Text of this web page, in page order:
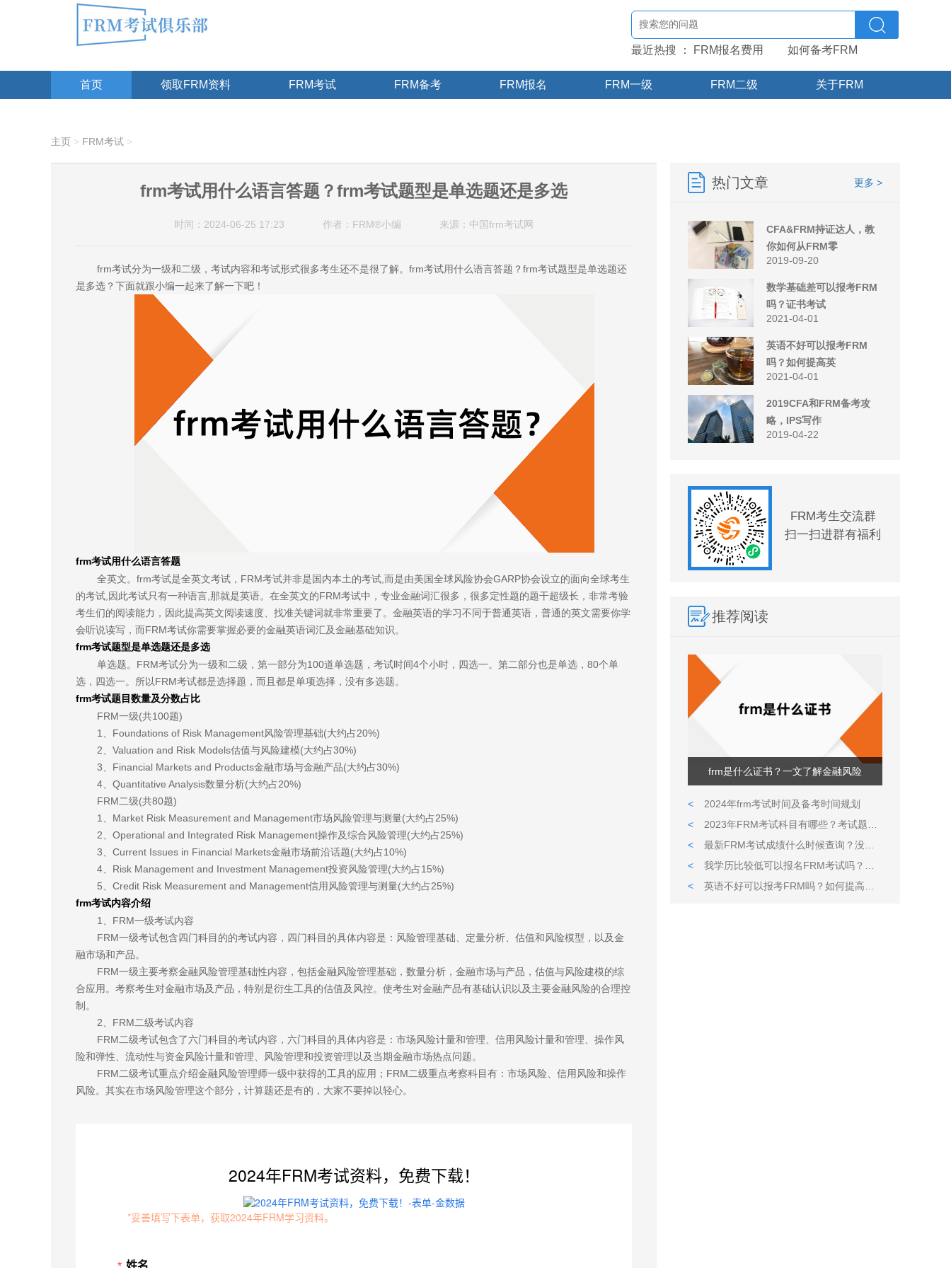
最近热搜 ： FRM报名费用 如何备考FRM
首页 领取FRM资料 FRM考试 FRM备考 FRM报名 FRM一级 FRM二级 关于FRM
主页 > FRM考试 >
frm考试用什么语言答题？frm考试题型是单选题还是多选
时间：2024-06-25 17:23 作者：FRM®小编 来源：中国frm考试网
frm考试分为一级和二级，考试内容和考试形式很多考生还不是很了解。frm考试用什么语言答题？frm考试题型是单选题还
是多选？下面就跟小编一起来了解一下吧！
frm考试用什么语言答题
全英文。frm考试是全英文考试，FRM考试并非是国内本土的考试,而是由美国全球风险协会GARP协会设立的面向全球考生
的考试,因此考试只有一种语言,那就是英语。在全英文的FRM考试中，专业金融词汇很多，很多定性题的题干超级长，非常考验
考生们的阅读能力，因此提高英文阅读速度、找准关键词就非常重要了。金融英语的学习不同于普通英语，普通的英文需要你学
会听说读写，而FRM考试你需要掌握必要的金融英语词汇及金融基础知识。
frm考试题型是单选题还是多选
单选题。FRM考试分为一级和二级，第一部分为100道单选题，考试时间4个小时，四选一。第二部分也是单选，80个单
选，四选一。所以FRM考试都是选择题，而且都是单项选择，没有多选题。
frm考试题目数量及分数占比
FRM一级(共100题)
1、Foundations of Risk Management风险管理基础(大约占20%)
2、Valuation and Risk Models估值与风险建模(大约占30%)
3、Financial Markets and Products金融市场与金融产品(大约占30%)
4、Quantitative Analysis数量分析(大约占20%)
FRM二级(共80题)
1、Market Risk Measurement and Management市场风险管理与测量(大约占25%)
2、Operational and Integrated Risk Management操作及综合风险管理(大约占25%)
3、Current Issues in Financial Markets金融市场前沿话题(大约占10%)
4、Risk Management and Investment Management投资风险管理(大约占15%)
5、Credit Risk Measurement and Management信用风险管理与测量(大约占25%)
frm考试内容介绍
1、FRM一级考试内容
FRM一级考试包含四门科目的的考试内容，四门科目的具体内容是：风险管理基础、定量分析、估值和风险模型，以及金
融市场和产品。
FRM一级主要考察金融风险管理基础性内容，包括金融风险管理基础，数量分析，金融市场与产品，估值与风险建模的综
合应用。考察考生对金融市场及产品，特别是衍生工具的估值及风控。使考生对金融产品有基础认识以及主要金融风险的合理控
制。
2、FRM二级考试内容
FRM二级考试包含了六门科目的考试内容，六门科目的具体内容是：市场风险计量和管理、信用风险计量和管理、操作风
险和弹性、流动性与资金风险计量和管理、风险管理和投资管理以及当期金融市场热点问题。
FRM二级考试重点介绍金融风险管理师一级中获得的工具的应用；FRM二级重点考察科目有：市场风险、信用风险和操作
风险。其实在市场风险管理这个部分，计算题还是有的，大家不要掉以轻心。
更多 >
热门文章
CFA&FRM持证达人，教
你如何从FRM零
2019-09-20
数学基础差可以报考FRM
吗？证书考试
2021-04-01
英语不好可以报考FRM
吗？如何提高英
2021-04-01
2019CFA和FRM备考攻
略，IPS写作
2019-04-22
FRM考生交流群
扫一扫进群有福利
推荐阅读
frm是什么证书？一文了解金融风险
<
2024年frm考试时间及备考时间规划
<
2023年FRM考试科目有哪些？考试题型都是什么样的？
<
最新FRM考试成绩什么时候查询？没通过可以补考吗?
<
我学历比较低可以报名FRM考试吗？英语很久没用了可以通过考试吗？
<
英语不好可以报考FRM吗？如何提高英语水平？